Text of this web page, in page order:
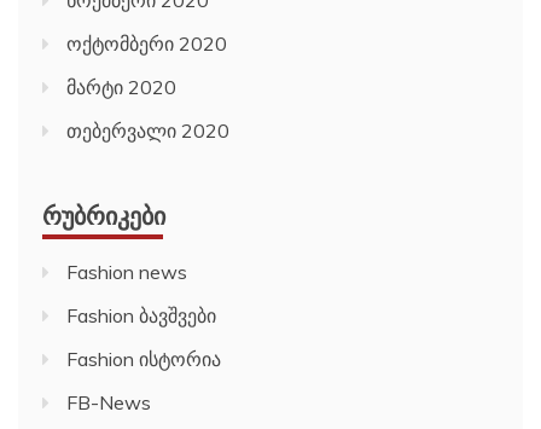
ოქტომბერი 2020
მარტი 2020
თებერვალი 2020
ᲠᲣᲑᲠᲘᲙᲔᲑᲘ
Fashion news
Fashion ბავშვები
Fashion ისტორია
FB-News